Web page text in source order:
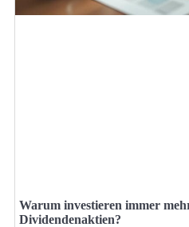
Warum investieren immer
Dividendenaktien?